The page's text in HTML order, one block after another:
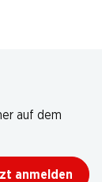
auf dem
anmelden